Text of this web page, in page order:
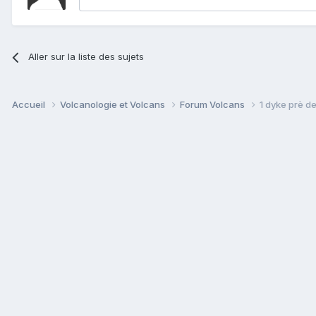
Aller sur la liste des sujets
Accueil Volcanologie et Volcans Forum Volcans 1 dyke prè